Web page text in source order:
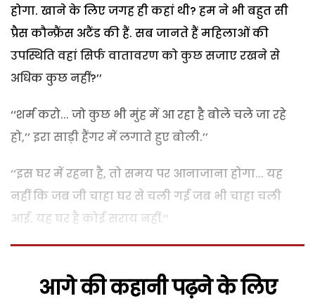
होगा. खाने के लिए जगह ही कहां थी? हम ने भी बहुत सी
प्रैस कौन्फ्रैंस अटैंड की हैं. सब जानते हैं महिलाओं की
उपस्थिति वहां सिर्फ वातावरण को कुछ सजाए रखने से
अधिक कुछ नहीं?’’
‘‘शर्म करो... जो कुछ भी मुंह में आ रहा है बोले चले जा रहे
हो,’’ इरा साड़ी हैंगर में लगाते हुए बोली.’’
‘‘इस घर में रहना है, तो समय पर आनाजाना होगा... यह
नहीं कि जब जी चाहा घर से चली गई जब भी चाहा चली
आई. यह घर है कोई सराय नहीं.’’
आगे की कहानी पढ़ने के लिए